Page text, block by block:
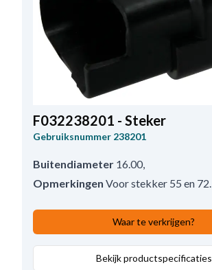
F032238201 - Steker
Gebruiksnummer 238201
Buitendiameter 16.00,
Opmerkingen Voor stekker 55 en 72.
Waar te verkrijgen?
Bekijk productspecificaties